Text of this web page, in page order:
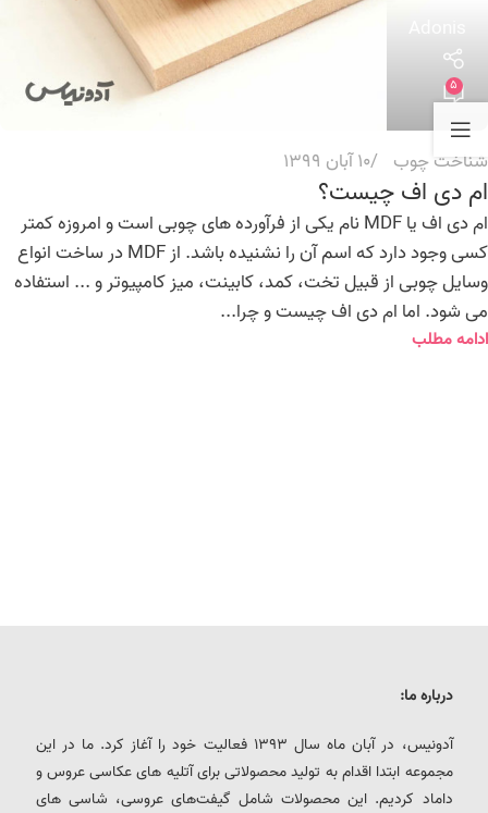
5
شناخت چوب 10 آبان 1399
ام دی اف چیست؟
ام دی اف یا MDF نام یکی از فرآورده های چوبی است و امروزه کمتر
کسی وجود دارد که اسم آن را نشنیده باشد. از MDF در ساخت انواع
وسایل چوبی از قبیل تخت، کمد، کابینت، میز کامپیوتر و ... استفاده
می شود. اما ام دی اف چیست و چرا...
ادامه مطلب
درباره ما:
آدونیس، در آبان ماه سال 1393 فعالیت خود را آغاز کرد. ما در این
مجموعه ابتدا اقدام به تولید محصولاتی برای آتلیه های عکاسی عروس و
داماد کردیم. این محصولات شامل گیفت‌های عروسی، شاسی های